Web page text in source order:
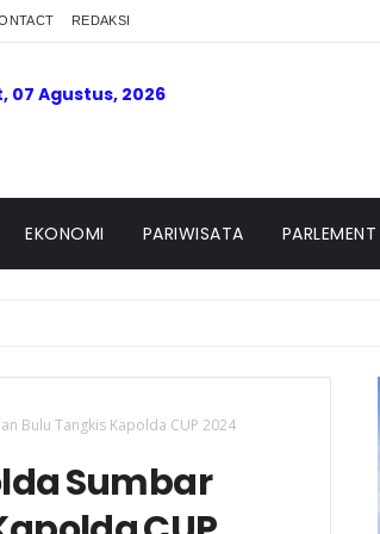
REDAKSI
07 Agustus, 2026
EKONOMI PARIWISATA PARLEMENT
Bulu Tangkis Kapolda CUP 2024
Sumbar